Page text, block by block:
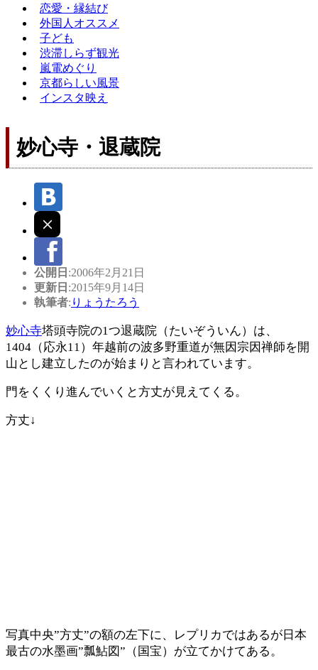
恋愛・縁結び
外国人オススメ
子ども
渋滞しらず観光
嵐電めぐり
京都らしい風景
インスタ映え
妙心寺・退蔵院
公開日 :2006年2月21日
更新日 :2015年9月14日
執筆者: りょうたろう
妙心寺塔頭寺院の1つ退蔵院（たいぞういん）は、
1404（応永11）年越前の波多野重道が無因宗因禅師を開
山とし建立したのが始まりと言われています。
門をくくり進んでいくと方丈が見えてくる。
方丈↓
写真中央”方丈”の額の左下に、レプリカではあるが日本
最古の水墨画”瓢鮎図”（国宝）が立てかけてある。